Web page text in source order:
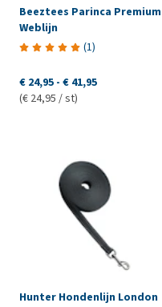
Beeztees Parinca Premium
Weblijn
(1)
€ 24,95 - € 41,95
(€ 24,95 / st)
Hunter Hondenlijn London